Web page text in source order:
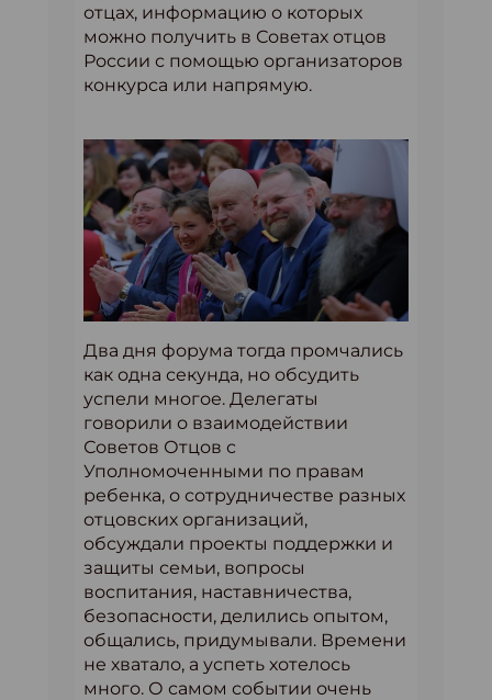
отцах, информацию о которых
можно получить в Советах отцов
России с помощью организаторов
конкурса или напрямую.
Два дня форума тогда промчались
как одна секунда, но обсудить
успели многое. Делегаты
говорили о взаимодействии
Советов Отцов с
Уполномоченными по правам
ребенка, о сотрудничестве разных
отцовских организаций,
обсуждали проекты поддержки и
защиты семьи, вопросы
воспитания, наставничества,
безопасности, делились опытом,
общались, придумывали. Времени
не хватало, а успеть хотелось
много. О самом событии очень